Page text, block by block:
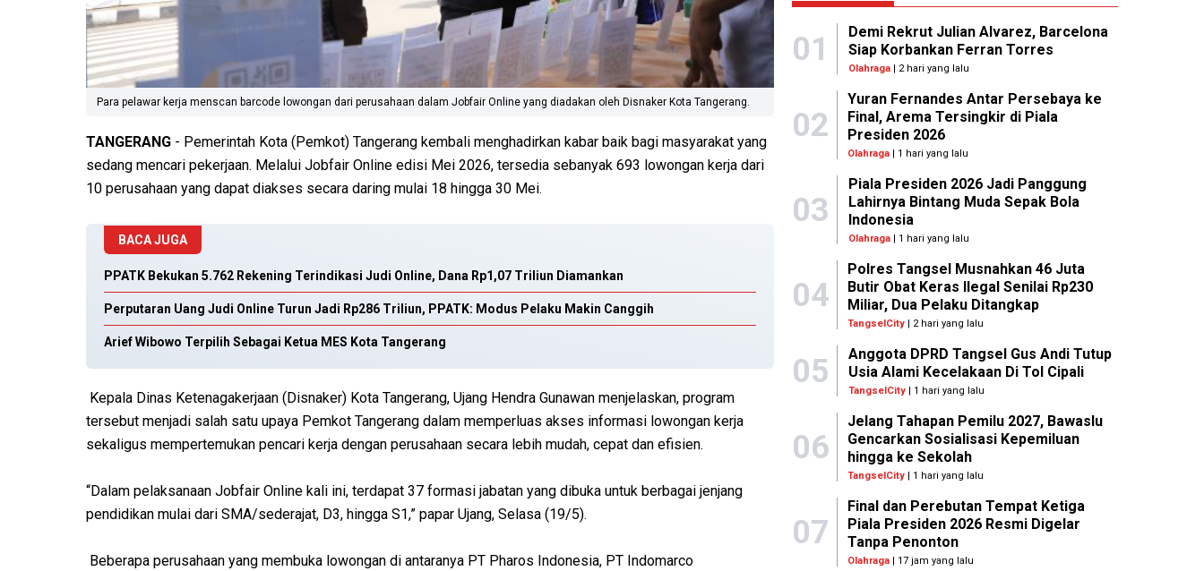
Para pelawar kerja menscan barcode lowongan dari perusahaan dalam Jobfair Online yang diadakan oleh Disnaker Kota Tangerang.
TANGERANG - Pemerintah Kota (Pemkot) Tangerang kembali menghadirkan kabar baik bagi masyarakat yang
sedang mencari pekerjaan. Melalui Jobfair Online edisi Mei 2026, tersedia sebanyak 693 lowongan kerja dari
10 perusahaan yang dapat diakses secara daring mulai 18 hingga 30 Mei.
BACA JUGA
PPATK Bekukan 5.762 Rekening Terindikasi Judi Online, Dana Rp1,07 Triliun Diamankan
Perputaran Uang Judi Online Turun Jadi Rp286 Triliun, PPATK: Modus Pelaku Makin Canggih
Arief Wibowo Terpilih Sebagai Ketua MES Kota Tangerang
Kepala Dinas Ketenagakerjaan (Disnaker) Kota Tangerang, Ujang Hendra Gunawan menjelaskan, program
tersebut menjadi salah satu upaya Pemkot Tangerang dalam memperluas akses informasi lowongan kerja
sekaligus mempertemukan pencari kerja dengan perusahaan secara lebih mudah, cepat dan efisien.
“Dalam pelaksanaan Jobfair Online kali ini, terdapat 37 formasi jabatan yang dibuka untuk berbagai jenjang
pendidikan mulai dari SMA/sederajat, D3, hingga S1,” papar Ujang, Selasa (19/5).
Beberapa perusahaan yang membuka lowongan di antaranya PT Pharos Indonesia, PT Indomarco
01
Demi Rekrut Julian Alvarez, Barcelona
Siap Korbankan Ferran Torres
Olahraga| 2 hari yang lalu
02
Yuran Fernandes Antar Persebaya ke
Final, Arema Tersingkir di Piala
Presiden 2026
Olahraga | 1 hari yang lalu
03
Piala Presiden 2026 Jadi Panggung
Lahirnya Bintang Muda Sepak Bola
Indonesia
Olahraga| 1 hari yang lalu
04
Polres Tangsel Musnahkan 46 Juta
Butir Obat Keras Ilegal Senilai Rp230
Miliar, Dua Pelaku Ditangkap
TangselCity | 2 hari yang lalu
05
Anggota DPRD Tangsel Gus Andi Tutup
Usia Alami Kecelakaan Di Tol Cipali
TangselCity| 1 hari yang lalu
06
Jelang Tahapan Pemilu 2027, Bawaslu
Gencarkan Sosialisasi Kepemiluan
hingga ke Sekolah
TangselCity | 1 hari yang lalu
07
Final dan Perebutan Tempat Ketiga
Piala Presiden 2026 Resmi Digelar
Tanpa Penonton
Olahraga | 17 jam yang lalu